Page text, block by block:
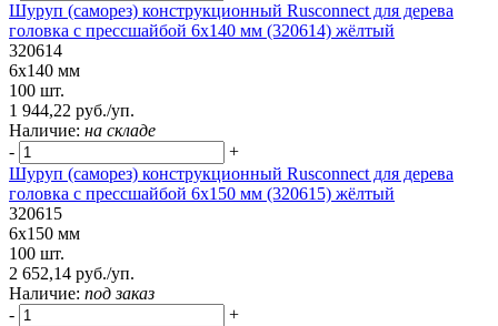
Шуруп (саморез) конструкционный Rusconnect для дерева
головка с прессшайбой 6х140 мм (320614) жёлтый
320614
6х140 мм
100 шт.
1 944,22 руб./уп.
Наличие: на складе
-
+
Шуруп (саморез) конструкционный Rusconnect для дерева
головка с прессшайбой 6х150 мм (320615) жёлтый
320615
6х150 мм
100 шт.
2 652,14 руб./уп.
Наличие: под заказ
-
+